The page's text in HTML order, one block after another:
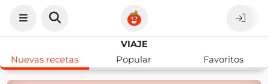
VIAJE
Nuevas recetas
Popular Favoritos